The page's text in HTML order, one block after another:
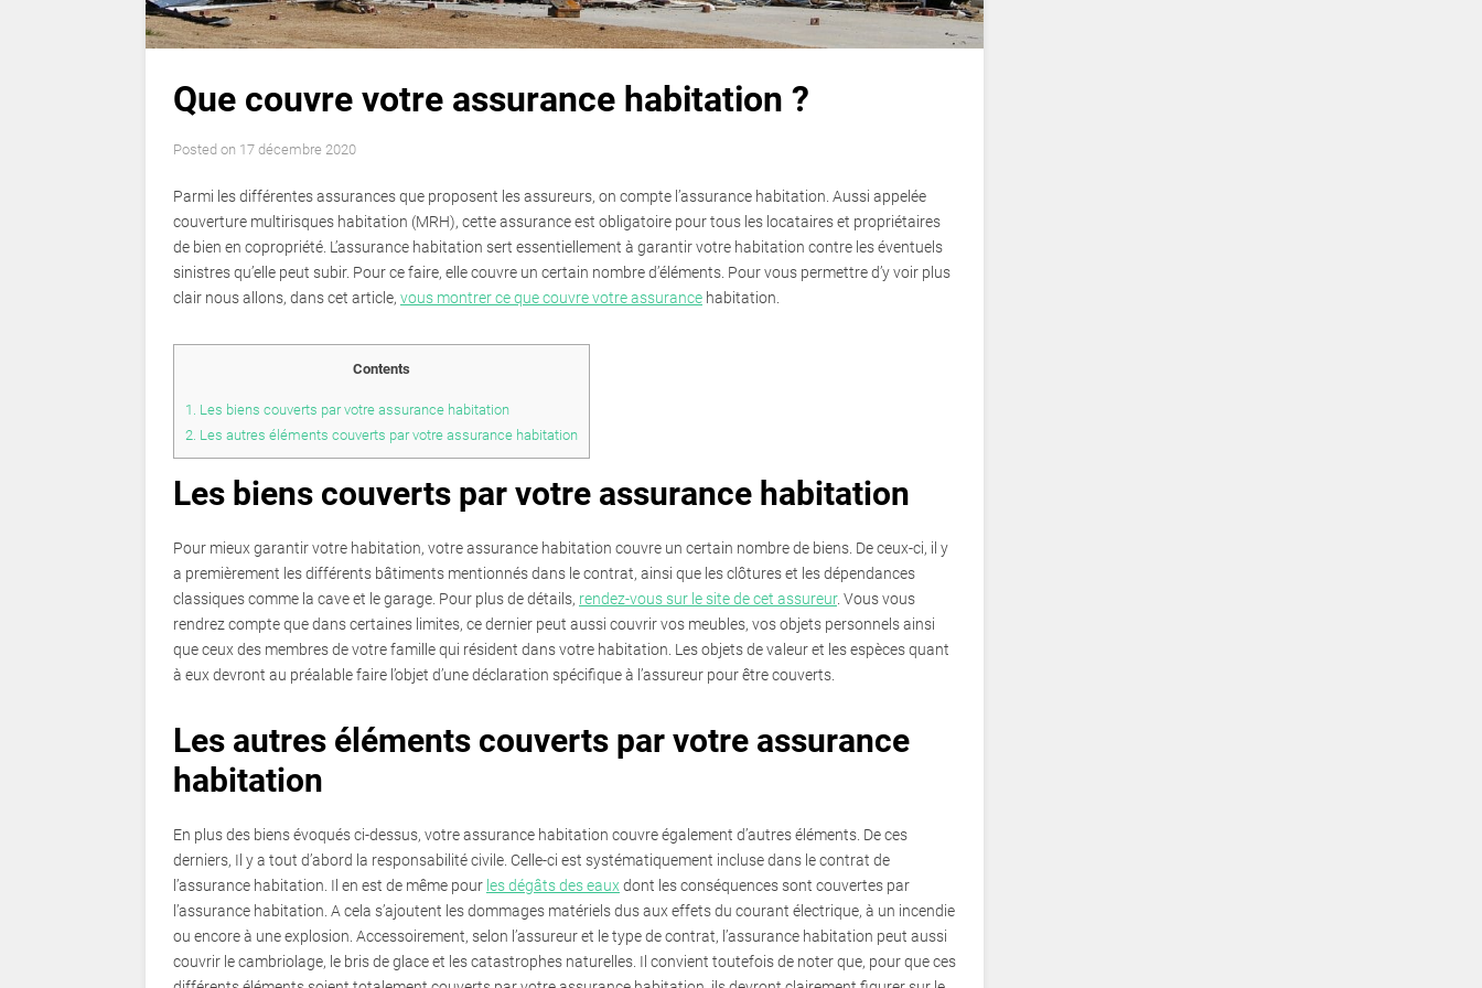
Que couvre votre assurance habitation ?
Posted on 17 décembre 2020
Parmi les différentes assurances que proposent les assureurs, on compte l’assurance habitation. Aussi appelée
couverture multirisques habitation (MRH), cette assurance est obligatoire pour tous les locataires et propriétaires
de bien en copropriété. L’assurance habitation sert essentiellement à garantir votre habitation contre les éventuels
sinistres qu’elle peut subir. Pour ce faire, elle couvre un certain nombre d’éléments. Pour vous permettre d’y voir plus
clair nous allons, dans cet article, vous montrer ce que couvre votre assurance habitation.
Contents
1. Les biens couverts par votre assurance habitation
2. Les autres éléments couverts par votre assurance habitation
Les biens couverts par votre assurance habitation
Pour mieux garantir votre habitation, votre assurance habitation couvre un certain nombre de biens. De ceux-ci, il y
a premièrement les différents bâtiments mentionnés dans le contrat, ainsi que les clôtures et les dépendances
classiques comme la cave et le garage. Pour plus de détails, rendez-vous sur le site de cet assureur. Vous vous
rendrez compte que dans certaines limites, ce dernier peut aussi couvrir vos meubles, vos objets personnels ainsi
que ceux des membres de votre famille qui résident dans votre habitation. Les objets de valeur et les espèces quant
à eux devront au préalable faire l’objet d’une déclaration spécifique à l’assureur pour être couverts.
Les autres éléments couverts par votre assurance
habitation
En plus des biens évoqués ci-dessus, votre assurance habitation couvre également d’autres éléments. De ces
derniers, Il y a tout d’abord la responsabilité civile. Celle-ci est systématiquement incluse dans le contrat de
l’assurance habitation. Il en est de même pour les dégâts des eaux dont les conséquences sont couvertes par
l’assurance habitation. A cela s’ajoutent les dommages matériels dus aux effets du courant électrique, à un incendie
ou encore à une explosion. Accessoirement, selon l’assureur et le type de contrat, l’assurance habitation peut aussi
couvrir le cambriolage, le bris de glace et les catastrophes naturelles. Il convient toutefois de noter que, pour que ces